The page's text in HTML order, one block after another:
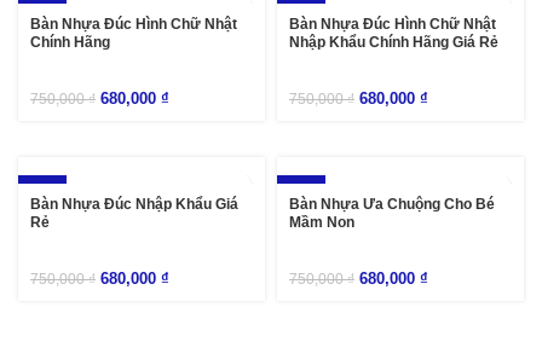
-9%
Bàn Nhựa Đúc Hình Chữ Nhật
Chính Hãng
750,000₫ 680,000 ₫
-9%
Bàn Nhựa Đúc Hình Chữ Nhật
Nhập Khẩu Chính Hãng Giá Rẻ
750,000₫ 680,000 ₫
-9%
Bàn Nhựa Đúc Nhập Khẩu Giá
Rẻ
750,000₫ 680,000 ₫
-9%
Bàn Nhựa Ưa Chuộng Cho Bé
Mầm Non
750,000₫ 680,000 ₫